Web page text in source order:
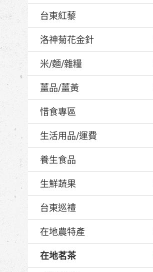
台東紅藜
洛神菊花金針
米/麵/雜糧
薑品/薑黃
惜食專區
生活用品/運費
養生食品
生鮮蔬果
台東巡禮
在地農特產
在地茗茶